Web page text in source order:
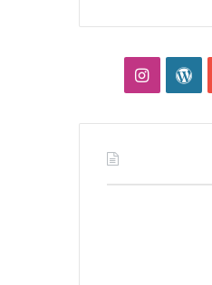
وردپرساینستاگرام